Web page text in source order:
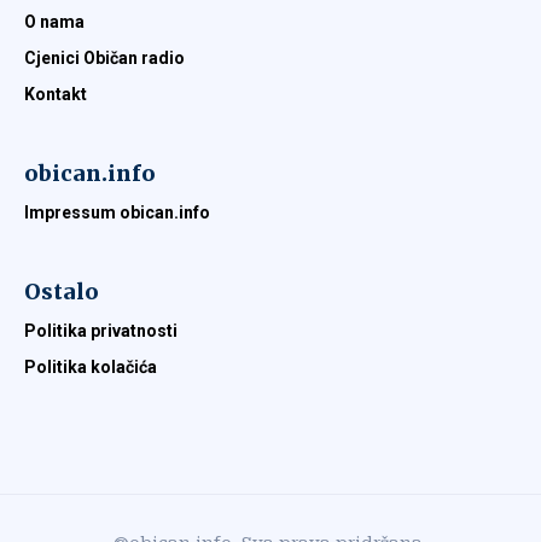
O nama
Cjenici Običan radio
Kontakt
obican.info
Impressum obican.info
Ostalo
Politika privatnosti
Politika kolačića